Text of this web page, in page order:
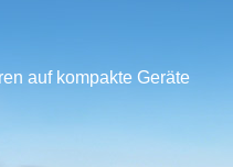
auf kompakte Geräte